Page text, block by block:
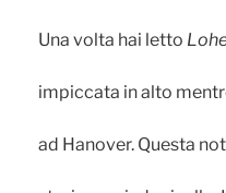
Una volta hai letto
impiccata in alto
ad Hanover. Questa